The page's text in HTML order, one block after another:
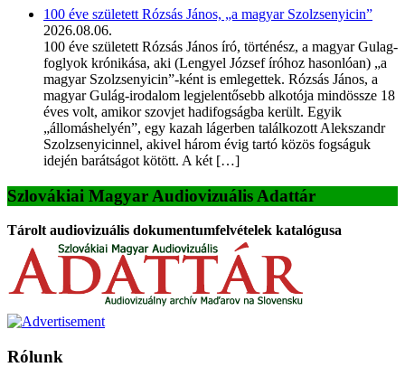
100 éve született Rózsás János, „a magyar Szolzsenyicin”
2026.08.06.
100 éve született Rózsás János író, történész, a magyar Gulag-
foglyok krónikása, aki (Lengyel József íróhoz hasonlóan) „a
magyar Szolzsenyicin”-ként is emlegettek. Rózsás János, a
magyar Gulág-irodalom legjelentősebb alkotója mindössze 18
éves volt, amikor szovjet hadifogságba került. Egyik
„állomáshelyén”, egy kazah lágerben találkozott Alekszandr
Szolzsenyicinnel, akivel három évig tartó közös fogságuk
idején barátságot kötött. A két […]
Szlovákiai Magyar Audiovizuális Adattár
Tárolt audiovizuális dokumentumfelvételek katalógusa
Rólunk